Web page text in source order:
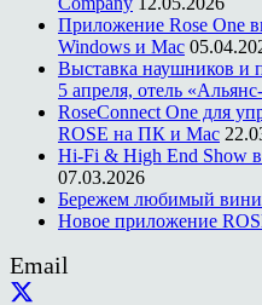
Приложение Rose One
Windows и Mac
Выставка наушников и
5 апреля, отель
RoseConnect One для
ROSE на ПК и Mac
Hi-Fi & High End Show в
07.03.2026
Бережем любимый
Новое приложение
Email